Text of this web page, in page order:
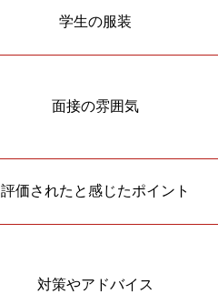
学生の服装
面接の雰囲気
評価されたと感じたポイント
対策やアドバイス